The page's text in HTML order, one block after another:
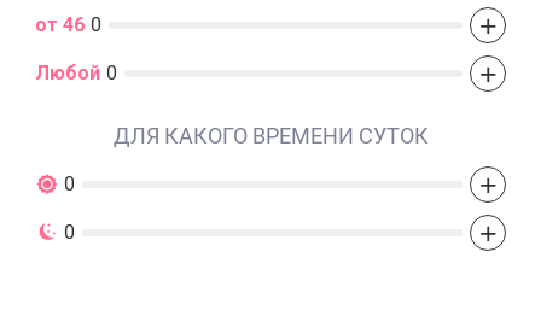
от 46 0 +
Любой 0 +
ДЛЯ КАКОГО ВРЕМЕНИ СУТОК
0 +
0 +